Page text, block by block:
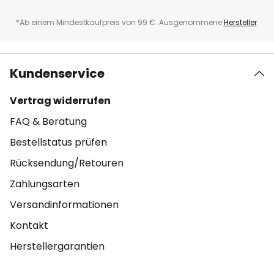
*Ab einem Mindestkaufpreis von 99 €. AusgenommeneHersteller.
Kundenservice
Vertrag widerrufen
FAQ & Beratung
Bestellstatus prüfen
Rücksendung/Retouren
Zahlungsarten
Versandinformationen
Kontakt
Herstellergarantien